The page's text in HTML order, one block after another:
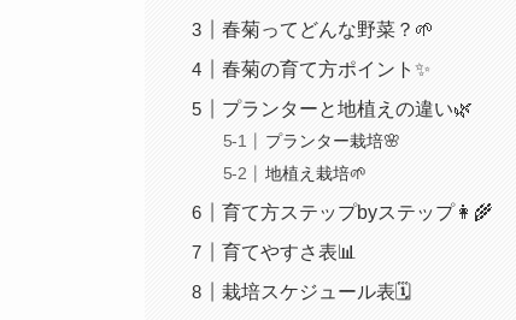
春菊ってどんな野菜？🌱
春菊の育て方ポイント✨
プランターと地植えの違い🌿
プランター栽培🌸
地植え栽培🌱
育て方ステップbyステップ👩‍🌾
育てやすさ表📊
栽培スケジュール表🗓